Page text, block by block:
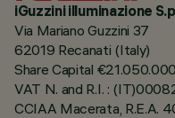
iGuzzini illuminazione
Via Mariano Guzzini 37
62019 Recanati (Italy)
Share Capital
VAT N. and R.I. :
CCIAA Macerata, R.E.A.